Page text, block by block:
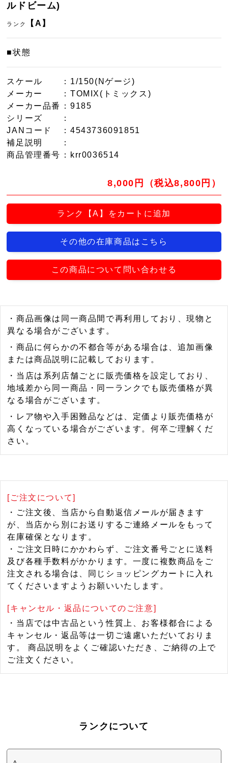
ルドビーム)
ランク 【A】
■状態
スケール
：1/150(Nゲージ)
メーカー
：TOMIX(トミックス)
メーカー品番
：9185
シリーズ
：
JANコード
：4543736091851
補足説明
：
商品管理番号 ：krr0036514
8,000円（税込8,800円）
ランク【A】をカートに追加
その他の在庫商品はこちら
この商品について問い合わせる
・商品画像は同一商品間で再利用しており、現物と
異なる場合がございます。
・商品に何らかの不都合等がある場合は、追加画像
または商品説明に記載しております。
・当店は系列店舗ごとに販売価格を設定しており、
地域差から同一商品・同一ランクでも販売価格が異
なる場合がございます。
・レア物や入手困難品などは、定価より販売価格が
高くなっている場合がございます。何卒ご理解くだ
さい。
[ご注文について]
・ご注文後、当店から自動返信メールが届きます
が、当店から別にお送りするご連絡メールをもって
在庫確保となります。
・ご注文日時にかかわらず、ご注文番号ごとに送料
及び各種手数料がかかります。一度に複数商品をご
注文される場合は、同じショッピングカートに入れ
てくださいますようお願いいたします。
[キャンセル・返品についてのご注意]
・当店では中古品という性質上、お客様都合による
キャンセル・返品等は一切ご遠慮いただいておりま
す。 商品説明をよくご確認いただき、ご納得の上で
ご注文ください。
ランクについて